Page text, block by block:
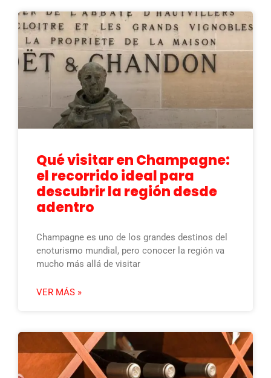
Qué visitar en Champagne:
el recorrido ideal para
descubrir la región desde
adentro
Champagne es uno de los grandes destinos del
enoturismo mundial, pero conocer la región va
mucho más allá de visitar
VER MÁS »